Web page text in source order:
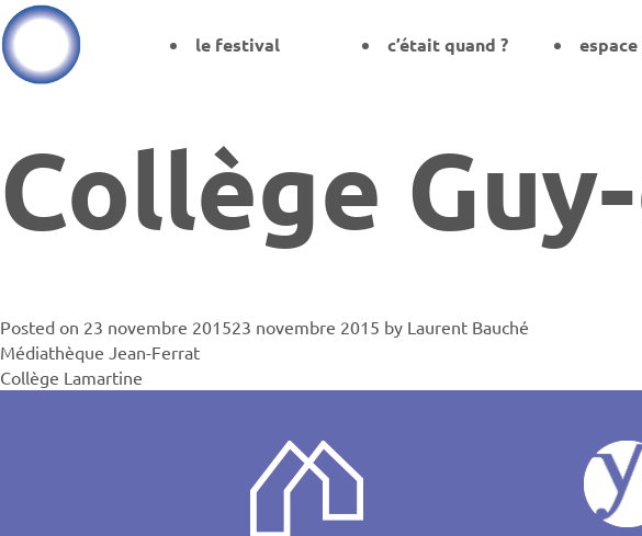
le festival c’était quand ?
Collège
Posted on 23 novembre 201523 novembre 2015 by Laurent Bauché
Navigation
Médiathèque Jean-Ferrat
Collège Lamartine